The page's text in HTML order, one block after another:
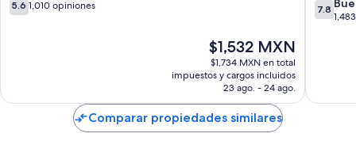
City
de
5.6 1,010 opiniones
El
precio
actual
de
$1,532 MXN
$1,532 MXN
$1,734 MXN en total
impuestos y cargos incluidos
23 ago. - 24 ago.
de
7.8
Comparar propiedades similares